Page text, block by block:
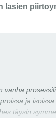
lasien
vanha
ja isoissa
täysin